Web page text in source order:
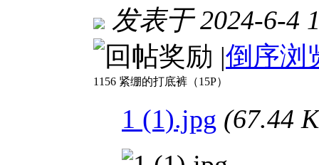
发表于 2024-6-4
|倒序浏
1156 紧绷的打底裤（15P）
1 (1).jpg (67.44